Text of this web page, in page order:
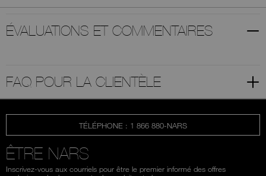
ÉVALUATIONS ET COMMENTAIRES
FAQ POUR LA CLIENTÈLE
TÉLÉPHONE : 1 866 880-NARS
ÊTRE NARS
Inscrivez-vous aux courriels pour être le premier informé des offres